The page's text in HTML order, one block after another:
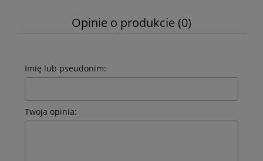
Opinie o produkcie (0)
Imię lub pseudonim:
Twoja opinia: